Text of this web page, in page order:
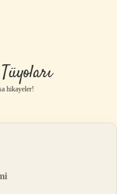
hikayeler!